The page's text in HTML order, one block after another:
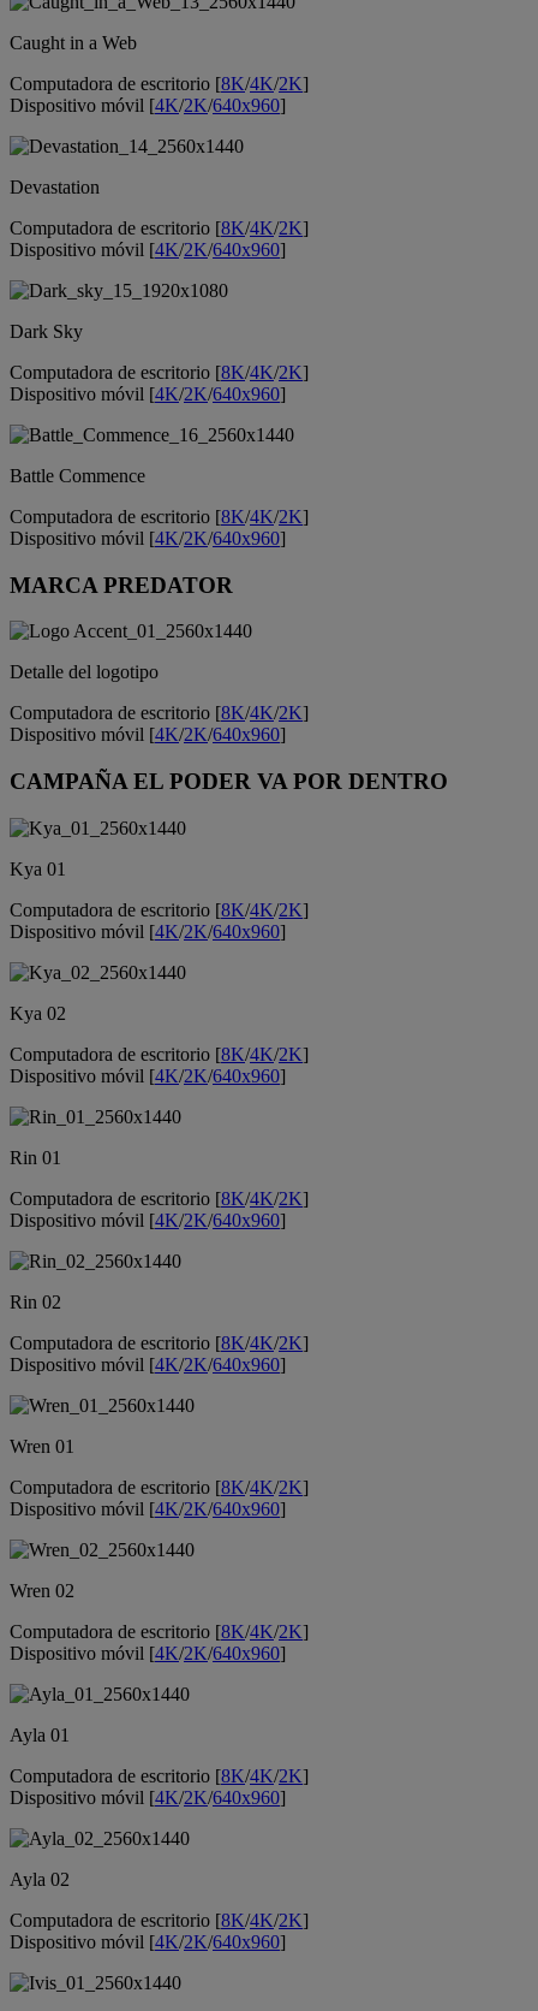
Caught in a Web
Computadora de escritorio [8K/4K/2K]
Dispositivo móvil [4K/2K/640x960]
Devastation
Computadora de escritorio [8K/4K/2K]
Dispositivo móvil [4K/2K/640x960]
Dark Sky
Computadora de escritorio [8K/4K/2K]
Dispositivo móvil [4K/2K/640x960]
Battle Commence
Computadora de escritorio [8K/4K/2K]
Dispositivo móvil [4K/2K/640x960]
MARCA PREDATOR
Detalle del logotipo
Computadora de escritorio [8K/4K/2K]
Dispositivo móvil [4K/2K/640x960]
CAMPAÑA EL PODER VA POR DENTRO
Kya 01
Computadora de escritorio [8K/4K/2K]
Dispositivo móvil [4K/2K/640x960]
Kya 02
Computadora de escritorio [8K/4K/2K]
Dispositivo móvil [4K/2K/640x960]
Rin 01
Computadora de escritorio [8K/4K/2K]
Dispositivo móvil [4K/2K/640x960]
Rin 02
Computadora de escritorio [8K/4K/2K]
Dispositivo móvil [4K/2K/640x960]
Wren 01
Computadora de escritorio [8K/4K/2K]
Dispositivo móvil [4K/2K/640x960]
Wren 02
Computadora de escritorio [8K/4K/2K]
Dispositivo móvil [4K/2K/640x960]
Ayla 01
Computadora de escritorio [8K/4K/2K]
Dispositivo móvil [4K/2K/640x960]
Ayla 02
Computadora de escritorio [8K/4K/2K]
Dispositivo móvil [4K/2K/640x960]